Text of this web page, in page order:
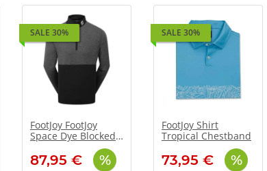
SALE 30%
FootJoy FootJoy
Space Dye Blocked
87,95 €
SALE 30%
FootJoy Shirt
Tropical Chestband
73,95 €